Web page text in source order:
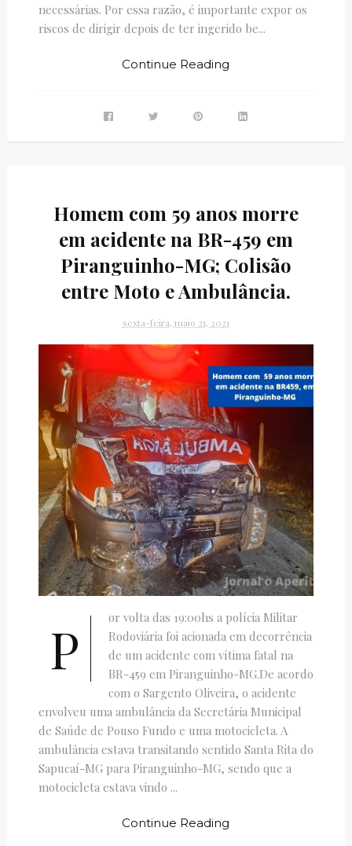
necessárias. Por essa razão, é importante expor os
riscos de dirigir depois de ter ingerido be...
Continue Reading
Homem com 59 anos morre
em acidente na BR-459 em
Piranguinho-MG; Colisão
entre Moto e Ambulância.
sexta-feira, maio 21, 2021
P
or volta das 19:00hs a polícia Militar
Rodoviária foi acionada em decorrência
de um acidente com vítima fatal na
BR-459 em Piranguinho-MG.De acordo
com o Sargento Oliveira, o acidente
envolveu uma ambulância da Secretária Municipal
de Saúde de Pouso Fundo e uma motocicleta. A
ambulância estava transitando sentido Santa Rita do
Sapucaí-MG para Piranguinho-MG, sendo que a
motocicleta estava vindo ...
Continue Reading